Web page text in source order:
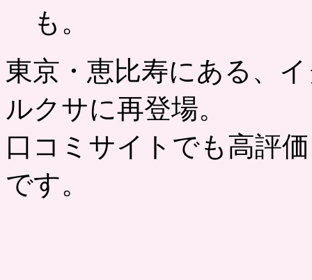
も。
東京・恵比寿にある、
ルクサに再登場。
口コミサイトでも高評
です。